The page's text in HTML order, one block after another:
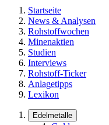
Startseite
News & Analysen
Rohstoffwochen
Minenaktien
Studien
Interviews
Rohstoff-Ticker
Anlagetipps
Lexikon
Edelmetalle